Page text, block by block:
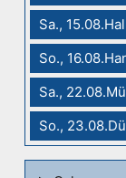
Sa.,
So.,
Sa.,
So.,